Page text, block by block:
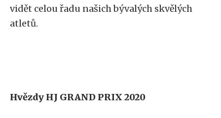
vidět celou řadu našich bývalých skvělých
atletů.
Hvězdy HJ GRAND PRIX 2020